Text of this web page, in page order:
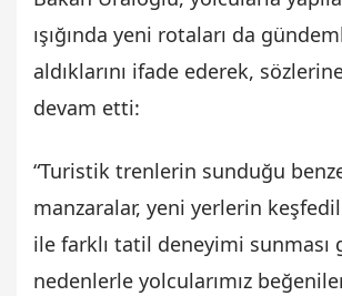
ışığında yeni rotaları da
aldıklarını ifade ederek,
devam etti:
“Turistik trenlerin sunduğu
manzaralar, yeni yerlerin
ile farklı tatil deneyimi sunması
nedenlerle yolcularımız